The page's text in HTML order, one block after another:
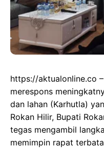
https://aktualonline.co
merespons
dan lahan (Karhutla)
Rokan Hilir, Bupati
tegas mengambil
memimpin rapat